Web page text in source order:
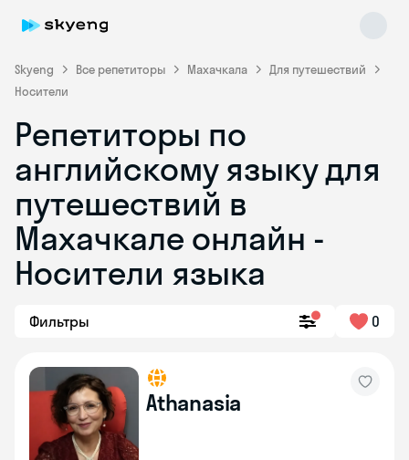
Skyeng Все репетиторы Махачкала
Для путешествий
Носители
Репетиторы по
английскому языку для
путешествий в
Махачкале онлайн -
Носители языка
Фильтры 0
Athanasia
Skyeng Chat